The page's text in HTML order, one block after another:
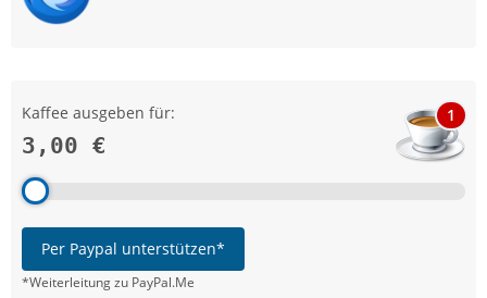
Kaffee ausgeben für:
3,00 €
1
Per Paypal unterstützen*
*Weiterleitung zu PayPal.Me